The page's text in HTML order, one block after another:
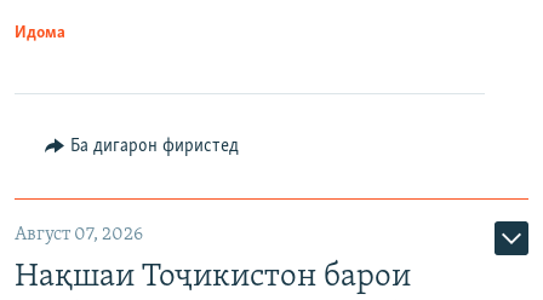
Идома
Ба дигарон фиристед
Август 07, 2026
Нақшаи Тоҷикистон барои